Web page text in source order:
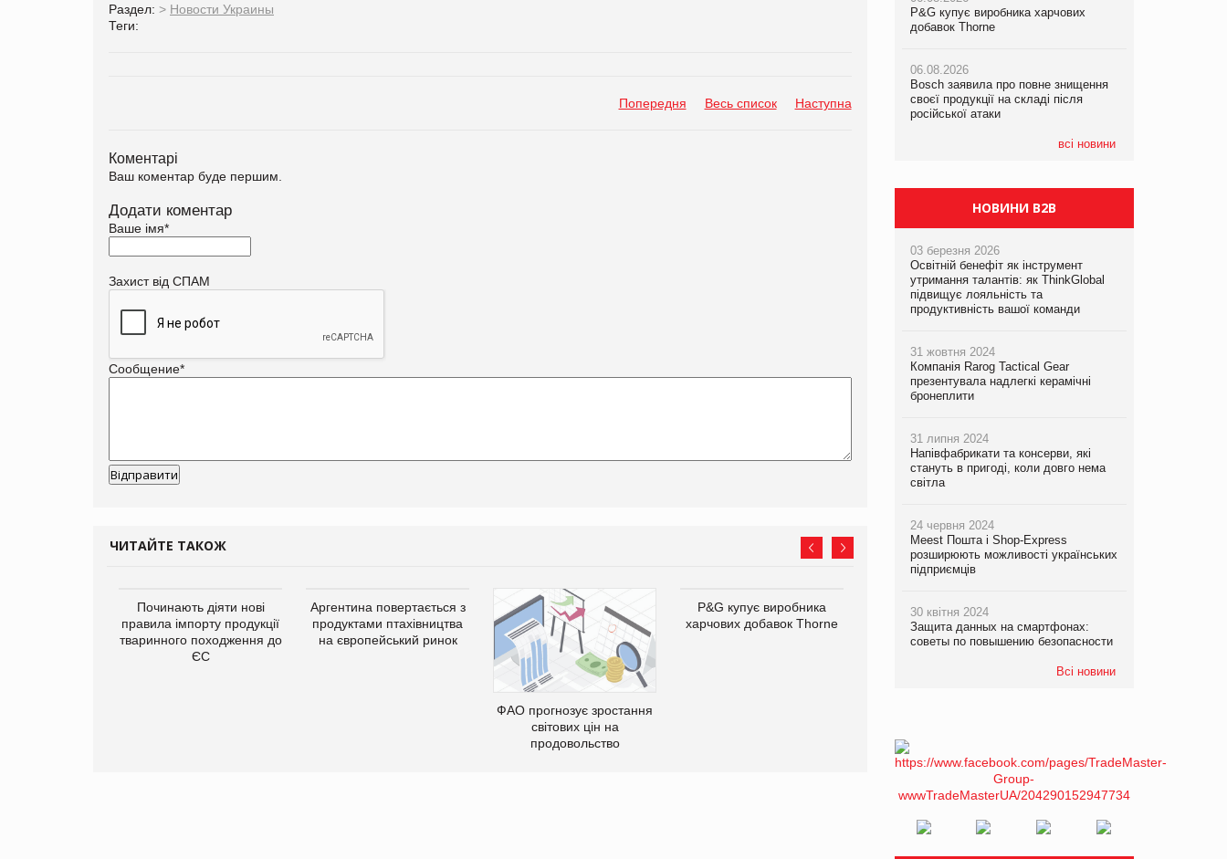
Раздел: > Новости Украины
Теги:
Попередня Весь список Наступна
Коментарі
Ваш коментар буде першим.
Додати коментар
Ваше імя*
Захист від СПАМ
Сообщение*
ЧИТАЙТЕ ТАКОЖ
Починають діяти нові
правила імпорту продукції
тваринного походження до
ЄС
Аргентина повертається з
продуктами птахівництва
на європейський ринок
ФАО прогнозує зростання
світових цін на
продовольство
P&G купує виробника
харчових добавок Thorne
Bosch заявила про повне
знищення своєї продукції
на складі після російської
хвостатих: у VARUS
з’явилися паучі Varto Paw
P&G купує виробника харчових
добавок Thorne
06.08.2026
Bosch заявила про повне знищення
своєї продукції на складі після
російської атаки
всі новини
у VARUS з’явилися новинки від ТМ
ТОКЕРИ
Сергій Лісунов про заморожені
P&G купує виробника харчових
добавок Thorne
06.08.2026
Bosch заявила про повне знищення
своєї продукції на складі після
російської атаки
НОВИНИ B2B
03 березня 2026
Освітній бенефіт як інструмент
утримання талантів: як ThinkGlobal
підвищує лояльність та
продуктивність вашої команди
31 жовтня 2024
Компанія Rarog Tactical Gear
презентувала надлегкі керамічні
бронеплити
31 липня 2024
Напівфабрикати та консерви, які
стануть в пригоді, коли довго нема
світла
24 червня 2024
Meest Пошта і Shop-Express
розширюють можливості українських
підприємців
30 квітня 2024
Защита данных на смартфонах:
советы по повышению безопасности
Всі новини